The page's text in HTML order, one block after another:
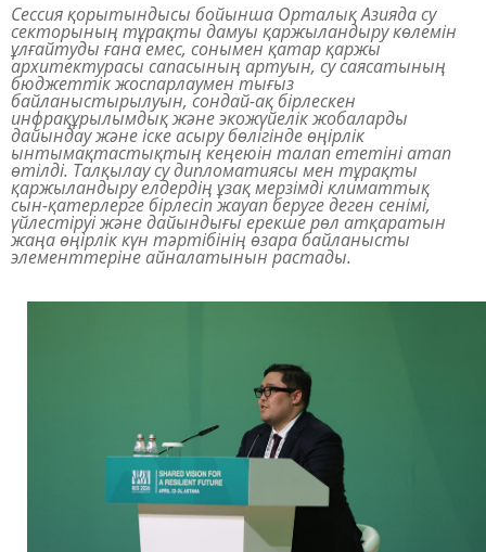
Сессия қорытындысы бойынша Орталық Азияда су
секторының тұрақты дамуы қаржыландыру көлемін
ұлғайтуды ғана емес, сонымен қатар қаржы
архитектурасы сапасының артуын, су саясатының
бюджеттік жоспарлаумен тығыз
байланыстырылуын, сондай-ақ бірлескен
инфрақұрылымдық және экожүйелік жобаларды
дайындау және іске асыру бөлігінде өңірлік
ынтымақтастықтың кеңеюін талап ететіні атап
өтілді. Талқылау су дипломатиясы мен тұрақты
қаржыландыру елдердің ұзақ мерзімді климаттық
сын-қатерлерге бірлесіп жауап беруге деген сенімі,
үйлестіруі және дайындығы ерекше рөл атқаратын
жаңа өңірлік күн тәртібінің өзара байланысты
элементтеріне айналатынын растады.